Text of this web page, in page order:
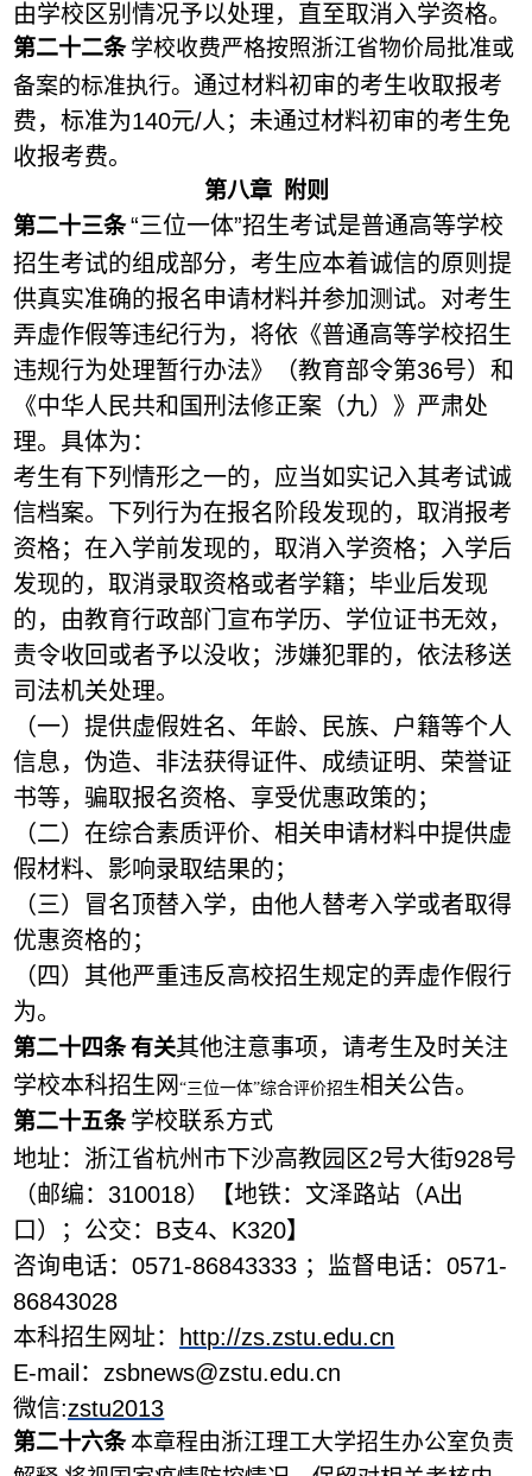
由学校区别情况予以处理，直至取消入学资格。
第二十二条 学校收费严格按照浙江省物价局批准或
备案的标准执行。通过材料初审的考生收取报考
费，标准为140元/人；未通过材料初审的考生免
收报考费。
第八章 附则
第二十三条“三位一体”招生考试是普通高等学校
招生考试的组成部分，考生应本着诚信的原则提
供真实准确的报名申请材料并参加测试。对考生
弄虚作假等违纪行为，将依《普通高等学校招生
违规行为处理暂行办法》（教育部令第36号）和
《中华人民共和国刑法修正案（九）》严肃处
理。具体为：
考生有下列情形之一的，应当如实记入其考试诚
信档案。下列行为在报名阶段发现的，取消报考
资格；在入学前发现的，取消入学资格；入学后
发现的，取消录取资格或者学籍；毕业后发现
的，由教育行政部门宣布学历、学位证书无效，
责令收回或者予以没收；涉嫌犯罪的，依法移送
司法机关处理。
（一）提供虚假姓名、年龄、民族、户籍等个人
信息，伪造、非法获得证件、成绩证明、荣誉证
书等，骗取报名资格、享受优惠政策的；
（二）在综合素质评价、相关申请材料中提供虚
假材料、影响录取结果的；
（三）冒名顶替入学，由他人替考入学或者取得
优惠资格的；
（四）其他严重违反高校招生规定的弄虚作假行
为。
第二十四条有关其他注意事项 ，请考生及时关注
学校本科招生网“三位一体”综合评价招生相关公告。
第二十五条 学校联系方式
地址：浙江省杭州市下沙高教园区2号大街928号
（邮编：310018）【地铁：文泽路站（A出
口）；公交： B支4、 K320】
咨询电话：0571-86843333 ； 监督电话：0571-
86843028
本科招生网址：
http://zs.zstu.edu.cn
E-mail ： zsbnews@zstu.edu.cn
微信:zstu2013
第二十六条本章程由浙江理工大学招生办公室负责